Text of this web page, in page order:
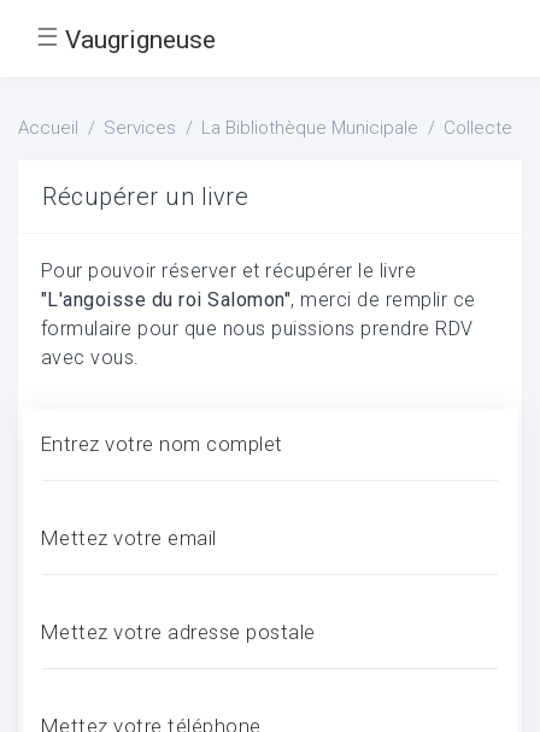
☰ Vaugrigneuse
Accueil Services La Bibliothèque Municipale Collecte
Récupérer un livre
Pour pouvoir réserver et récupérer le livre
"L'angoisse du roi Salomon", merci de remplir ce
formulaire pour que nous puissions prendre RDV
avec vous.
Entrez votre nom complet
Mettez votre email
Mettez votre adresse postale
Mettez votre téléphone